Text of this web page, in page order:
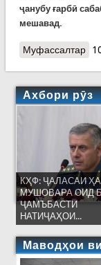
ҷанубу ғарбӣ
мешавад.
Муфассалтаро
Ахбори рӯз
КҲФ: ҶАЛАСАИ
МУШОВАРА ОИД
ҶАМЪБАСТИ
НАТИҶАҲОИ...
Маводҳои